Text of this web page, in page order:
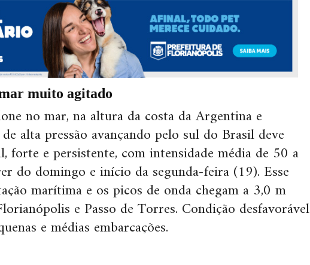
muito agitado
no mar, na altura da costa da Argentina e
alta pressão avançando pelo sul do Brasil deve
forte e persistente, com intensidade média de 50 a
do domingo e início da segunda-feira (19). Esse
marítima e os picos de onda chegam a 3,0 m
e Passo de Torres. Condição desfavorável
e médias embarcações.